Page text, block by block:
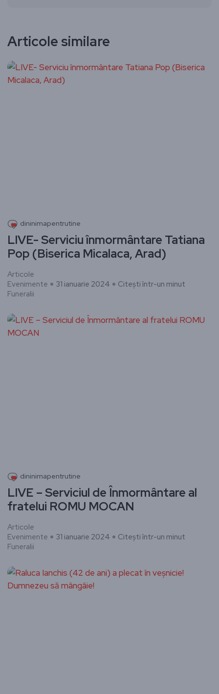
Articole similare
dininimapentrutine
LIVE- Serviciu înmormântare Tatiana
Pop (Biserica Micalaca, Arad)
Articole
Evenimente
Funeralii
31 ianuarie 2024 Citești într-un minut
dininimapentrutine
LIVE – Serviciul de Înmormântare al
fratelui ROMU MOCAN
Articole
Evenimente
Funeralii
31 ianuarie 2024 Citești într-un minut